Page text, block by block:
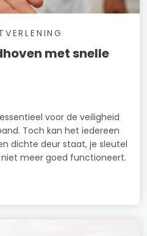
met snelle
voor de veiligheid
Toch kan het iedereen
dichte deur staat, je sleutel
meer goed functioneert.